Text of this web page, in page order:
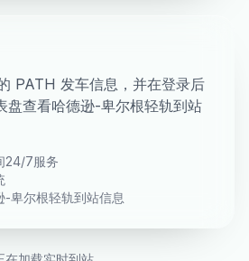
PATH 发车信息，并在登录后
盘查看哈德逊-卑尔根轻轨到站
24/7服务
-卑尔根轻轨到站信息